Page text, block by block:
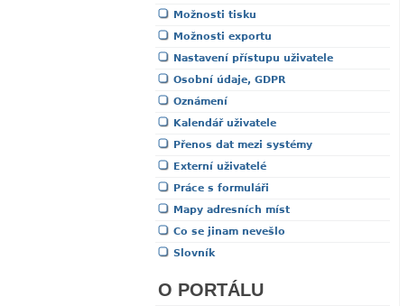
Možnosti tisku
Možnosti exportu
Nastavení přístupu uživatele
Osobní údaje, GDPR
Oznámení
Kalendář uživatele
Přenos dat mezi systémy
Externí uživatelé
Práce s formuláři
Mapy adresních míst
Co se jinam nevešlo
Slovník
O PORTÁLU